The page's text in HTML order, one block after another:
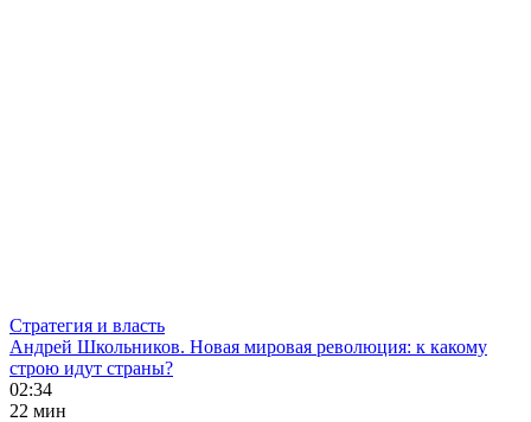
Стратегия и власть
Андрей Школьников. Новая мировая революция: к какому
строю идут страны?
02:34
22 мин